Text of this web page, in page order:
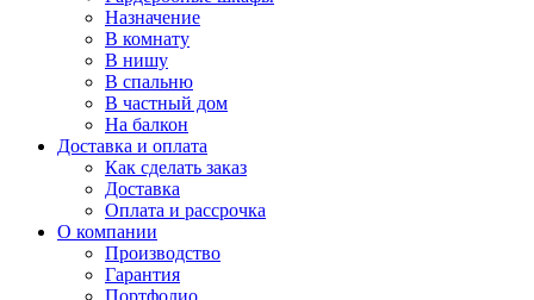
Назначение
В комнату
В нишу
В спальню
В частный дом
На балкон
Доставка и оплата
Как сделать заказ
Доставка
Оплата и рассрочка
О компании
Производство
Гарантия
Портфолио